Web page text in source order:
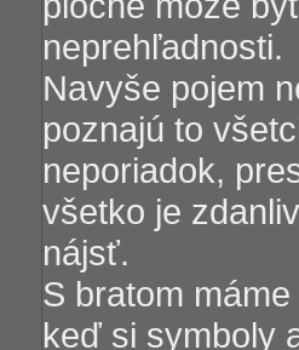
neprehľadnosti.
Navyše pojem
poznajú to
neporiadok,
všetko je
nájsť.
S bratom
keď si symboly